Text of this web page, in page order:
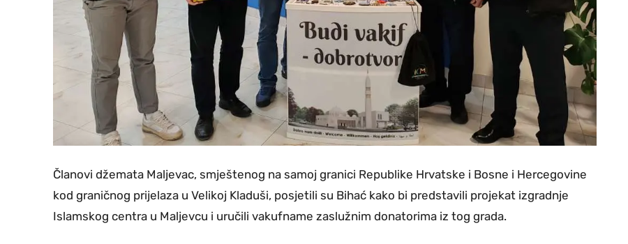
Članovi džemata Maljevac, smještenog na samoj granici Republike Hrvatske i Bosne i Hercegovine
kod graničnog prijelaza u Velikoj Kladuši, posjetili su Bihać kako bi predstavili projekat izgradnje
Islamskog centra u Maljevcu i uručili vakufname zaslužnim donatorima iz tog grada.